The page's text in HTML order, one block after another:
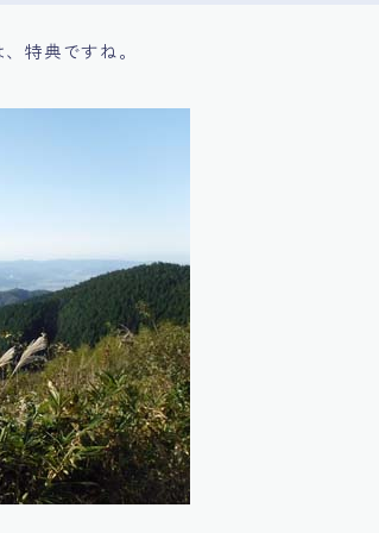
特典ですね。